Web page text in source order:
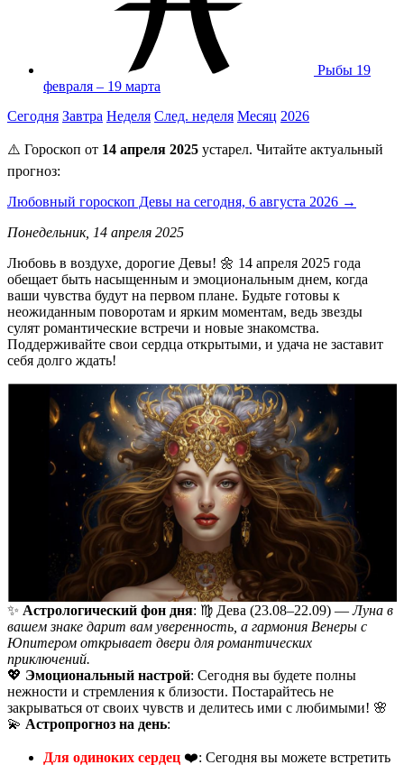
Рыбы 19
февраля – 19 марта
Сегодня Завтра Неделя След. неделя Месяц 2026
⚠️ Гороскоп от 14 апреля 2025 устарел. Читайте актуальный
прогноз:
Любовный гороскоп Девы на сегодня, 6 августа 2026 →
Понедельник, 14 апреля 2025
Любовь в воздухе, дорогие Девы! 🌼 14 апреля 2025 года
обещает быть насыщенным и эмоциональным днем, когда
ваши чувства будут на первом плане. Будьте готовы к
неожиданным поворотам и ярким моментам, ведь звезды
сулят романтические встречи и новые знакомства.
Поддерживайте свои сердца открытыми, и удача не заставит
себя долго ждать!
✨ Астрологический фон дня: ♍️ Дева (23.08–22.09) —Луна в
вашем знаке дарит вам уверенность, а гармония Венеры с
Юпитером открывает двери для романтических
приключений.
💖 Эмоциональный настрой: Сегодня вы будете полны
нежности и стремления к близости. Постарайтесь не
закрываться от своих чувств и делитесь ими с любимыми! 🌸
💫 Астропрогноз на день:
Для одиноких сердец ❤️: Сегодня вы можете встретить